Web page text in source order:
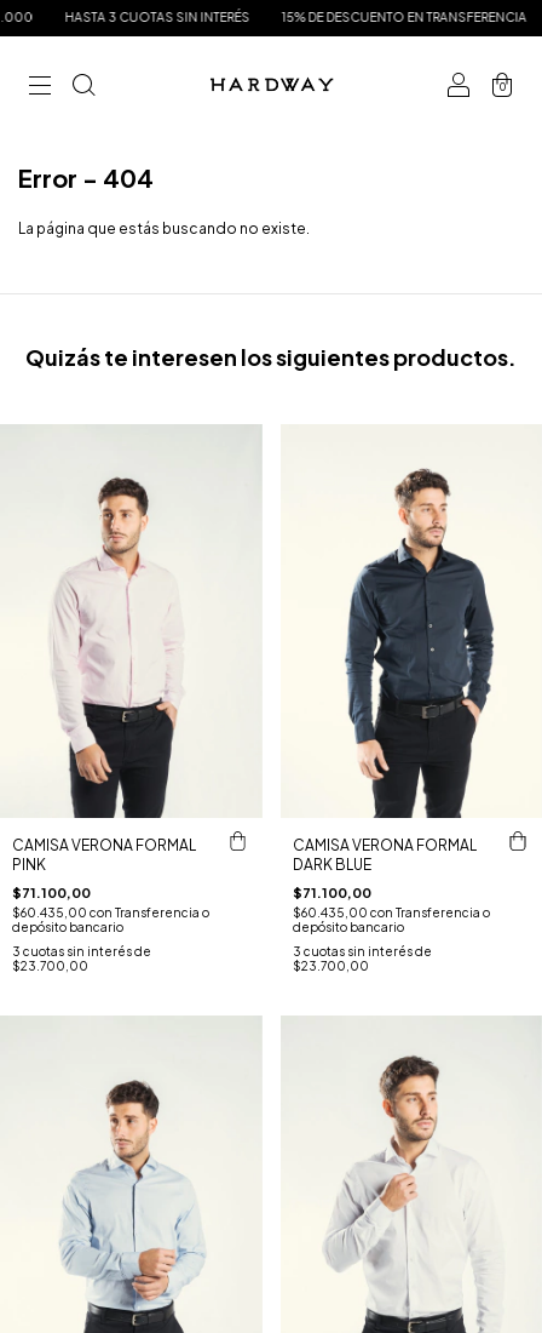
HASTA 3 CUOTAS SIN INTERÉS 15% DE DESCUENTO EN TRANSFERENCIA
0
Error - 404
La página que estás buscando no existe.
Quizás te interesen los siguientes productos.
CAMISA VERONA FORMAL
PINK
$71.100,00
$60.435,00 con Transferencia o
depósito bancario
3 cuotas sin interés de
$23.700,00
CAMISA VERONA FORMAL
DARK BLUE
$71.100,00
$60.435,00 con Transferencia o
depósito bancario
3 cuotas sin interés de
$23.700,00